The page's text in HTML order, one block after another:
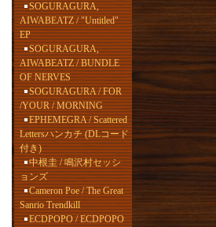
SOGURAGURA,
AIWABEATZ / "Untitled"
EP
SOGURAGURA,
AIWABEATZ / BUNDLE
OF NERVES
SOGURAGURA / FOR
/YOUR / MORNING
EPHEMEGRA / Scattered
Lettersハンカチ (DLコード
付き)
中根圭 / 鳴沢村セッシ
ョンズ
Cameron Poe / The Great
Sanrio Trendkill
ECDPOPO / ECDPOPO